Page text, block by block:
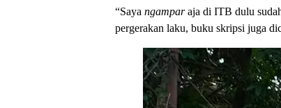
“Saya ngamparaja di ITB dulu
pergerakan laku, buku skripsi juga